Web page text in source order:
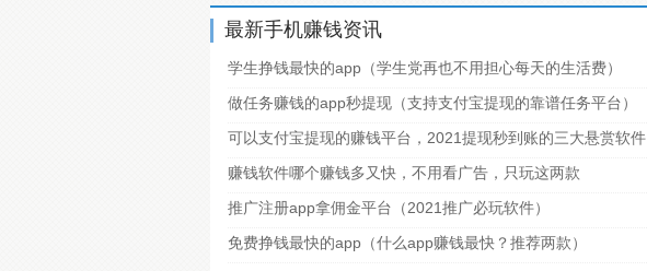
最新手机赚钱资讯
学生挣钱最快的app（学生党再也不用担心每天的生活费）
做任务赚钱的app秒提现（支持支付宝提现的靠谱任务平台）
可以支付宝提现的赚钱平台，2021提现秒到账的三大悬赏软件
赚钱软件哪个赚钱多又快，不用看广告，只玩这两款
推广注册app拿佣金平台（2021推广必玩软件）
免费挣钱最快的app（什么app赚钱最快？推荐两款）